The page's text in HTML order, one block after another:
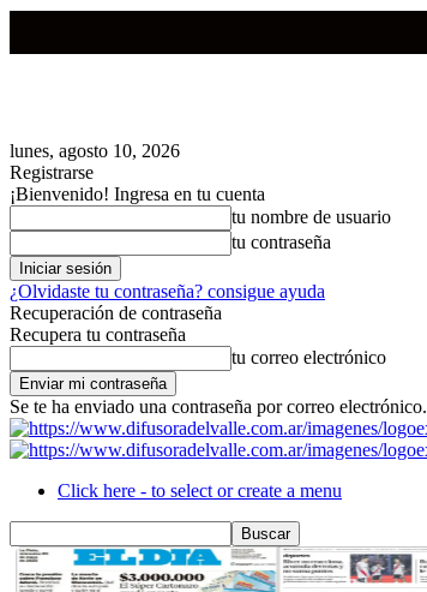
lunes, agosto 10, 2026
Registrarse
¡Bienvenido! Ingresa en tu cuenta
tu nombre de usuario
tu contraseña
¿Olvidaste tu contraseña? consigue ayuda
Recuperación de contraseña
Recupera tu contraseña
tu correo electrónico
Se te ha enviado una contraseña por correo electrónico.
Click here - to select or create a menu